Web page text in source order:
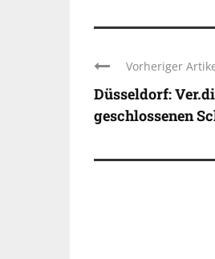
Vorheriger
Düsseldorf:
geschlossenen